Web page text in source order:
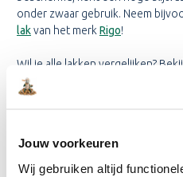
Jouw voorkeuren
Wij gebruiken altijd
onder zwaar gebruik. Neem
lakvan het merk Rigo!
Wil je alle lakken vergelijken?
assortiment met blanke lak, net
andere meubels.
VOORDELEN
PARKETVLOER;